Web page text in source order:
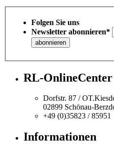
Folgen Sie uns
Newsletter abonnieren*
RL-OnlineCenter
Dorfstr. 87 /
02899 Schönau-
+49 (0)35823 / 85951
Informationen